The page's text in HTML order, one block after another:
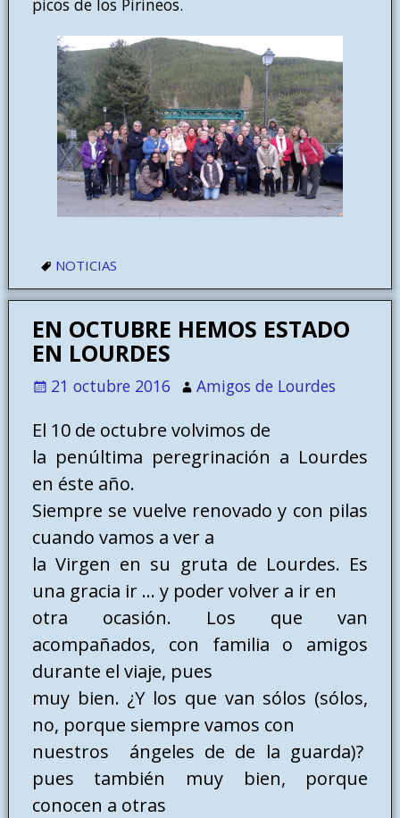
picos de los Pirineos.
NOTICIAS
EN OCTUBRE HEMOS ESTADO
EN LOURDES
21 octubre 2016 Amigos de Lourdes
El 10 de octubre volvimos de
la penúltima peregrinación a Lourdes
en éste año.
Siempre se vuelve renovado y con pilas
cuando vamos a ver a
la Virgen en su gruta de Lourdes. Es
una gracia ir … y poder volver a ir en
otra ocasión. Los que van
acompañados, con familia o amigos
durante el viaje, pues
muy bien. ¿Y los que van sólos (sólos,
no, porque siempre vamos con
nuestros ángeles de de la guarda)?
pues también muy bien, porque
conocen a otras